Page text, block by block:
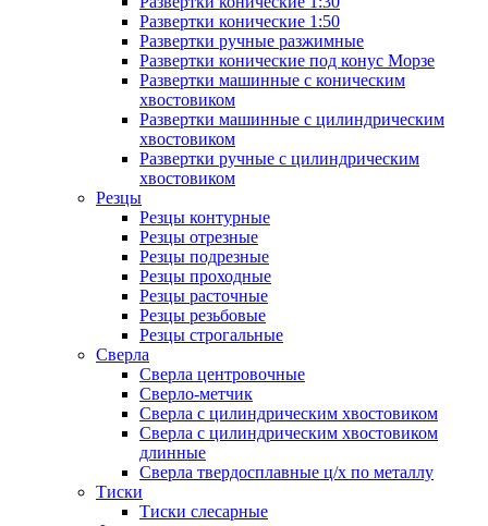
Развертки конические 1:50
Развертки ручные разжимные
Развертки конические под конус Морзе
Развертки машинные с коническим
хвостовиком
Развертки машинные с цилиндрическим
хвостовиком
Развертки ручные с цилиндрическим
хвостовиком
Резцы
Резцы контурные
Резцы отрезные
Резцы подрезные
Резцы проходные
Резцы расточные
Резцы резьбовые
Резцы строгальные
Сверла
Сверла центровочные
Сверло-метчик
Сверла с цилиндрическим хвостовиком
Сверла с цилиндрическим хвостовиком
длинные
Сверла твердосплавные ц/х по металлу
Тиски
Тиски слесарные